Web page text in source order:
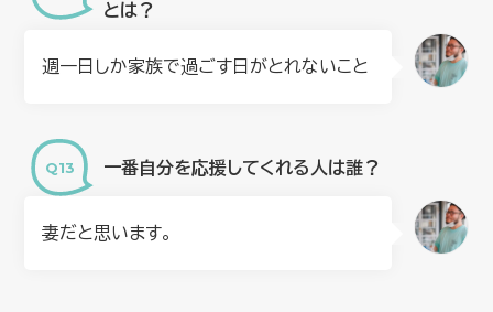
とは？
週一日しか家族で過ごす日がとれないこと
一番自分を応援してくれる人は誰？
妻だと思います。